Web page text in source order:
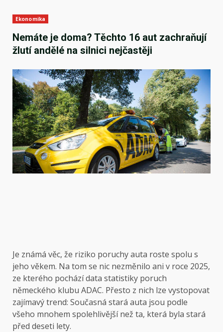
Ekonomika
Nemáte je doma? Těchto 16 aut zachraňují
žlutí andělé na silnici nejčastěji
Je známá věc, že riziko poruchy auta roste spolu s
jeho věkem. Na tom se nic nezměnilo ani v roce 2025,
ze kterého pochází data statistiky poruch
německého klubu ADAC. Přesto z nich lze vystopovat
zajímavý trend: Současná stará auta jsou podle
všeho mnohem spolehlivější než ta, která byla stará
před deseti lety.